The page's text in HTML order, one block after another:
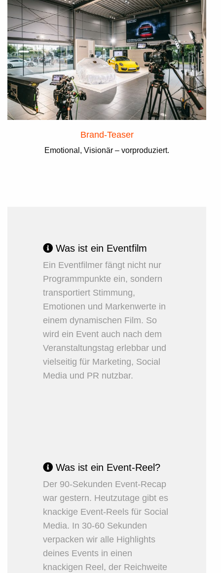
Brand-Teaser
Emotional, Visionär – vorproduziert.
Was ist ein Eventfilm
Ein Eventfilmer fängt nicht nur
Programmpunkte ein, sondern
transportiert Stimmung,
Emotionen und Markenwerte in
einem dynamischen Film. So
wird ein Event auch nach dem
Veranstaltungstag erlebbar und
vielseitig für Marketing, Social
Media und PR nutzbar.
Was ist ein Event-Reel?
Der 90-Sekunden Event-Recap
war gestern. Heutzutage gibt es
knackige Event-Reels für Social
Media. In 30-60 Sekunden
verpacken wir alle Highlights
deines Events in einen
knackigen Reel, der Reichweite